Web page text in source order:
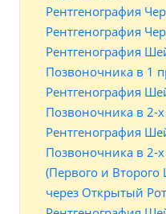
Рентгенография
Рентгенография
Рентгенография
Позвоночника в 1
Рентгенография
Позвоночника в 2-
Рентгенография
Позвоночника в 2-
(Первого и
через Открытый Рот